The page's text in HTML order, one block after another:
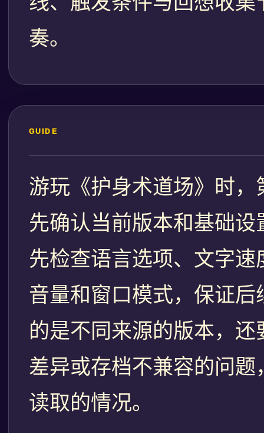
奏。
GUIDE
游玩《护身术道场》时
先确认当前版本和基础
先检查语言选项、文字
音量和窗口模式，保证
的是不同来源的版本，
差异或存档不兼容的问
读取的情况。